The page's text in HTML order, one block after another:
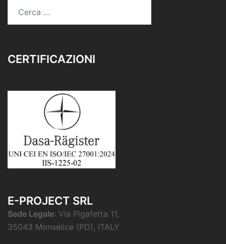
CERTIFICAZIONI
E-PROJECT SRL
Sede Legale: Via Pigafetta 11,
35043 Monselice (PD), ITALY